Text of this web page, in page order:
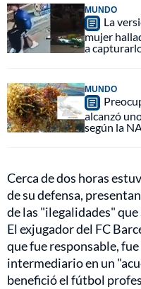
MUNDO
La
mujer
a
MUNDO
alcanzó
según la
Cerca de dos horas
de su defensa,
de las "ilegalidades" que
El exjugador del FC
que fue responsable,
intermediario en un
benefició el fútbol